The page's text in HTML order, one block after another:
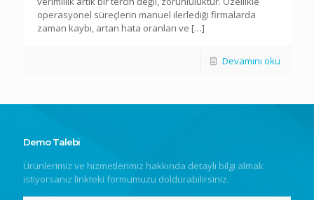
operasyonel süreçlerin manuel ilerlediği firmalarda
zaman kaybı, artan hata oranları ve […]
Devamını oku
Demo Talebi
Ürünlerimiz ve hizmetlerimiz hakkında detaylı bilgi almak
istiyorsanız linkteki formumuzu doldurabilirsiniz.